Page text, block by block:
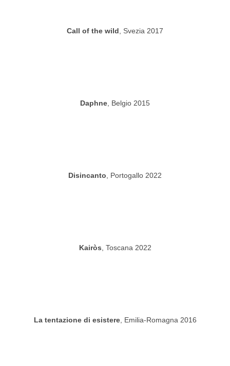
Call of the wild , Svezia 2017
Daphne , Belgio 2015
Disincanto , Portogallo 2022
Kairòs , Toscana 2022
La tentazione di esistere, Emilia-Romagna 2016